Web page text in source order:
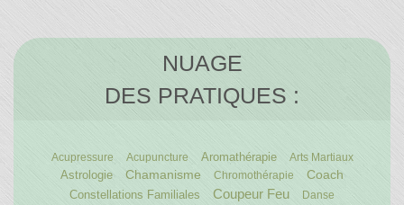
NUAGE
DES PRATIQUES :
Acupressure Acupuncture Aromathérapie Arts Martiaux
Astrologie Chamanisme Chromothérapie
Coach
Constellations Familiales
Coupeur Feu
Danse